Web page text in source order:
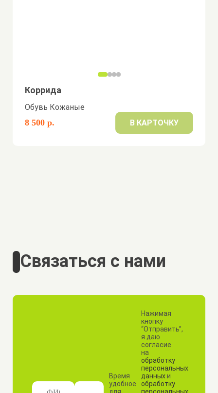
Коррида
Обувь Кожаные
8 500 р. В КАРТОЧКУ
Связаться с нами
Время
удобное
Нажимая
кнопку
“Отправить”,
я даю
согласие
на
обработку
персональных
данныхи
обработку